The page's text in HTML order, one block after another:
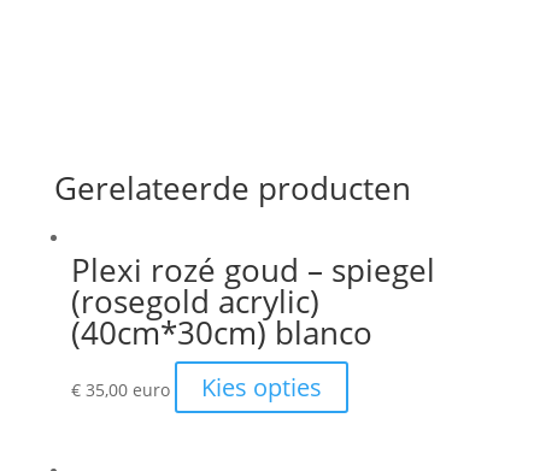
Gerelateerde producten
Plexi rozé goud – spiegel
(rosegold acrylic)
(40cm*30cm) blanco
€35,00 euro Kies opties